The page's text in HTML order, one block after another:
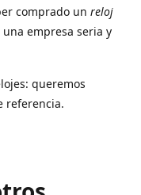
comprado un reloj
empresa seria y
queremos
referencia.